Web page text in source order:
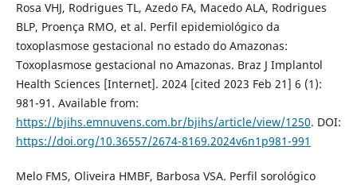
Rosa VHJ, Rodrigues TL, Azedo FA, Macedo ALA, Rodrigues
BLP, Proença RMO, et al. Perfil epidemiológico da
toxoplasmose gestacional no estado do Amazonas:
Toxoplasmose gestacional no Amazonas. Braz J Implantol
Health Sciences [Internet]. 2024 [cited 2023 Feb 21] 6 (1):
981-91. Available from:
https://bjihs.emnuvens.com.br/bjihs/article/view/1250. DOI:
https://doi.org/10.36557/2674-8169.2024v6n1p981-991
Melo FMS, Oliveira HMBF, Barbosa VSA. Perfil sorológico